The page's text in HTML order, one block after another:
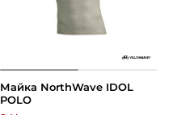
Майка NorthWave IDOL
POLO